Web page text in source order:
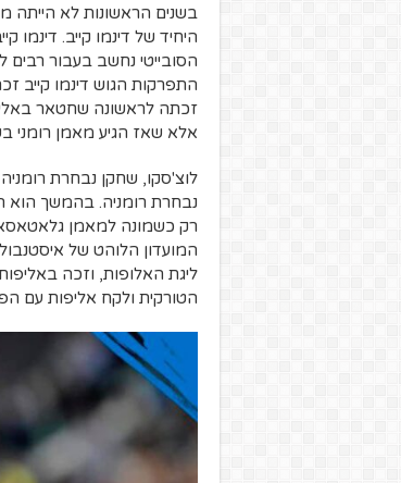
בשנים הראשונות לא הייתה
היחיד של דינמו קייב.
הסובייטי נחשב בעבור
זכתה לראשונה שחטאר
אלא שאז הגיע מאמן רומני
נבחרת רומניה. בהמשך הוא
רק כשמונה למאמן
המועדון הלוהט של
ליגת האלופות, וזכה
הטורקית ולקח אליפות עם הפסד